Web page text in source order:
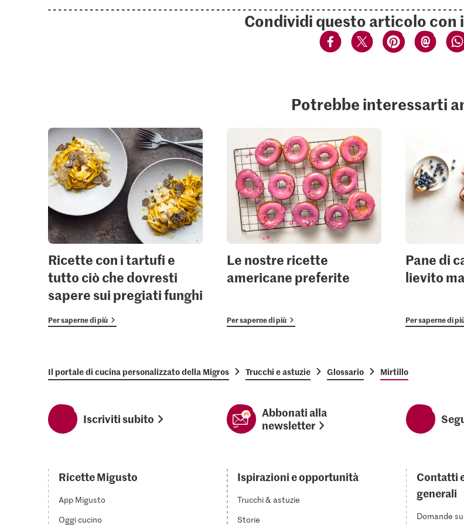
Condividi questo articolo con
Potrebbe interessarti
Ricette con i tartufi e
tutto ciò che dovresti
sapere sui pregiati funghi
Per saperne di più
Le nostre ricette
americane preferite
Per saperne di più
Pane di
lievito
Per saperne di
Il portale di cucina personalizzato della Migros Trucchi e astuzie Glossario Mirtillo
Iscriviti subito
Abbonati alla
newsletter
Ricette Migusto
App Migusto
Oggi cucino
Ispirazioni e opportunità
Trucchi & astuzie
Storie
Contatti
generali
Domande